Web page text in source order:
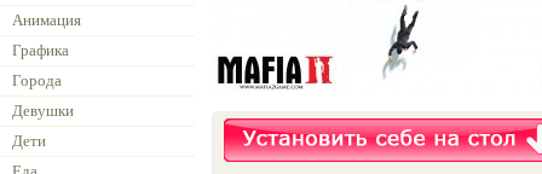
Анимация
Графика
Города
Девушки
Дети